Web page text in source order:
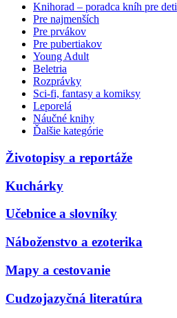
Knihorad – poradca kníh pre deti
Pre najmenších
Pre prvákov
Pre pubertiakov
Young Adult
Beletria
Rozprávky
Sci-fi, fantasy a komiksy
Leporelá
Náučné knihy
Ďalšie kategórie
Životopisy a reportáže
Kuchárky
Učebnice a slovníky
Náboženstvo a ezoterika
Mapy a cestovanie
Cudzojazyčná literatúra